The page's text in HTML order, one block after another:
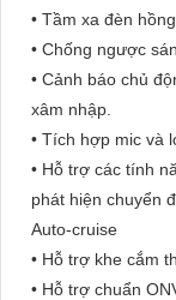
• Tầm xa đèn
• Chống ngược
• Cảnh báo chủ
xâm nhập.
• Tích hợp mic và
• Hỗ trợ các tính
phát hiện chuyển
Auto-cruise
• Hỗ trợ khe cắm
• Hỗ trợ chuẩn